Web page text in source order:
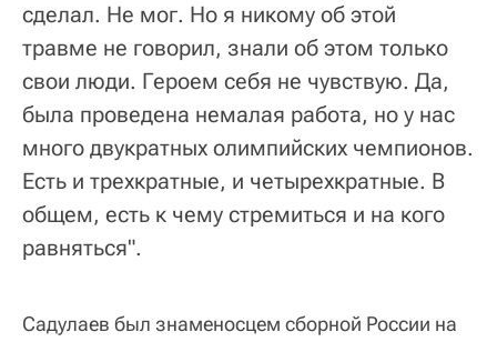
сделал. Не мог. Но я никому об этой
травме не говорил, знали об этом только
свои люди. Героем себя не чувствую. Да,
была проведена немалая работа, но у нас
много двукратных олимпийских чемпионов.
Есть и трехкратные, и четырехкратные. В
общем, есть к чему стремиться и на кого
равняться".
Садулаев был знаменосцем сборной России на